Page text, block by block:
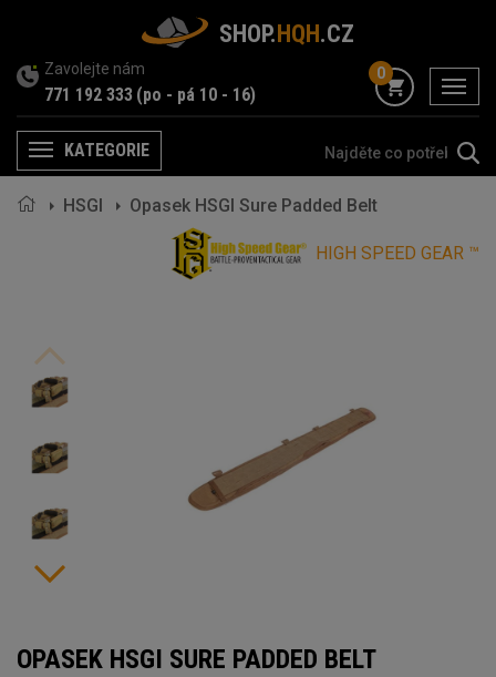
SHOP.HQH.CZ
Zavolejte nám
771 192 333 (po - pá 10 - 16) menu
0
MenuKATEGORIE
HSGI Opasek HSGI Sure Padded Belt
HIGH SPEED GEAR ™
OPASEK HSGI SURE PADDED BELT